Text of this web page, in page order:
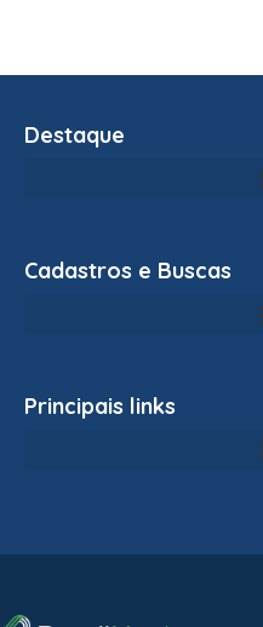
Destaque
Cadastros e Buscas
Principais links